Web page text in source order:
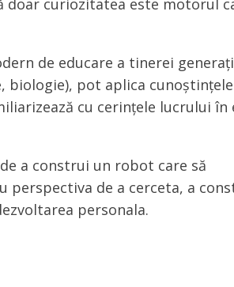
doar curiozitatea este motorul
de educare a tinerei
biologie), pot aplica cunoștințele
cu cerințele lucrului în
a construi un robot care să
de a cerceta, a
personala.